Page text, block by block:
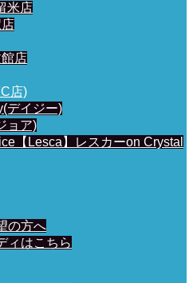
米店
店
店)
デイジー)
ョア)
【Lesca】レスカーon Crystal
の方へ
ィはこちら